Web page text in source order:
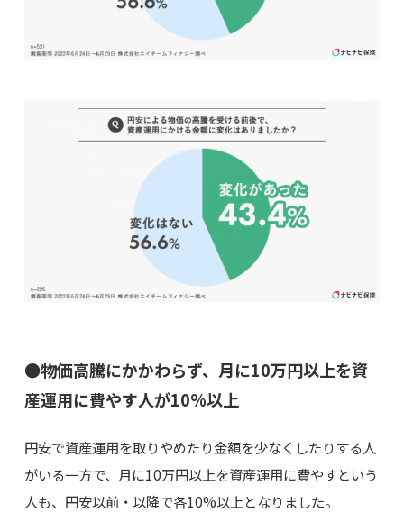
●物価高騰にかかわらず、月に10万円以上を資
産運用に費やす人が10%以上
円安で資産運用を取りやめたり金額を少なくしたりする人
がいる一方で、月に10万円以上を資産運用に費やすという
人も、円安以前・以降で各10%以上となりました。